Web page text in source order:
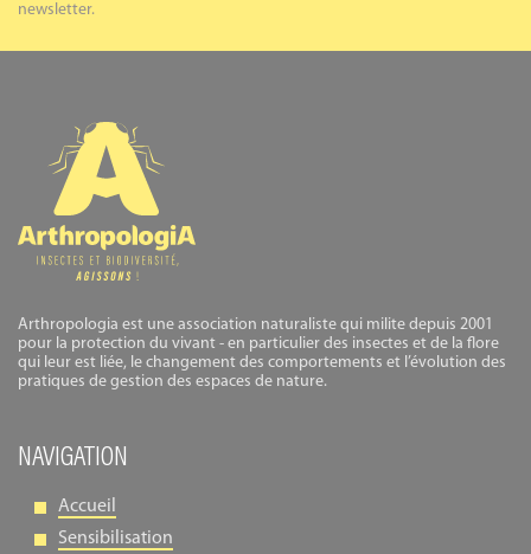
newsletter.
Arthropologia est une association naturaliste qui milite depuis 2001
pour la protection du vivant - en particulier des insectes et de la flore
qui leur est liée, le changement des comportements et l’évolution des
pratiques de gestion des espaces de nature.
NAVIGATION
Accueil
Sensibilisation